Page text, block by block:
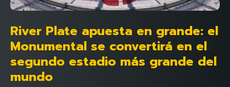
River Plate apuesta en grande: el
Monumental se convertirá en el
segundo estadio más grande del
mundo